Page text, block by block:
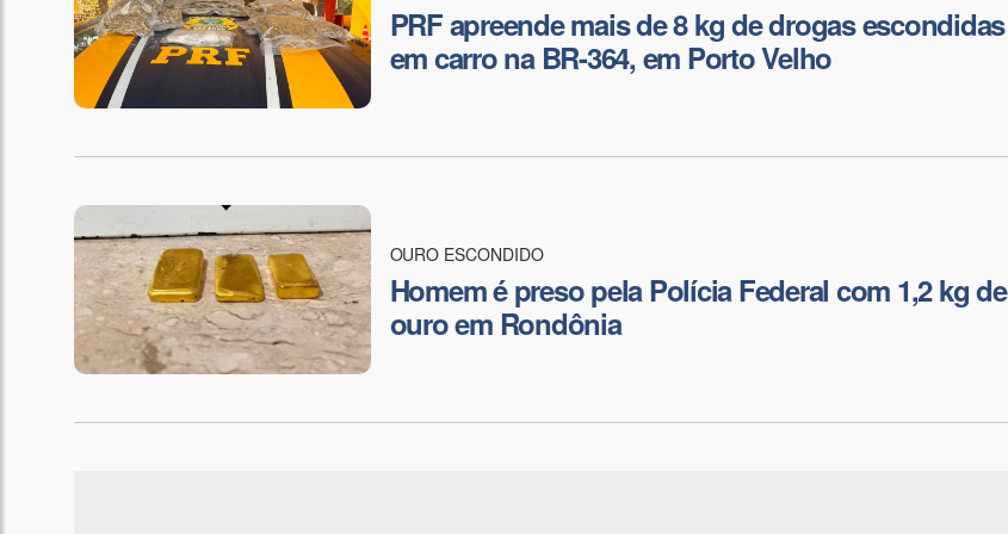
PRF apreende mais de 8 kg de drogas escondidas
em carro na BR-364, em Porto Velho
OURO ESCONDIDO
Homem é preso pela Polícia Federal com 1,2 kg de
ouro em Rondônia